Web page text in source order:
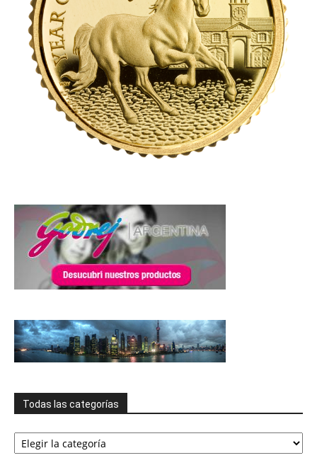
Todas las categorías
Todas
las